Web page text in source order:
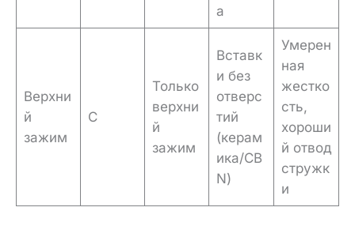
а
Верхни
й
зажим
C
Только
верхни
й
зажим
Вставк
и без
отверс
тий
(керам
ика/CB
N)
Умерен
ная
жестко
сть,
хороши
й отвод
стружк
и